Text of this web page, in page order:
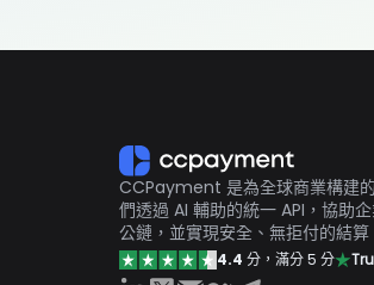
CCPayment 是為全球商業構建
們透過 AI 輔助的統一 API，協助
公鏈，並實現安全、無拒付的結算
4.4 分，滿分 5 分